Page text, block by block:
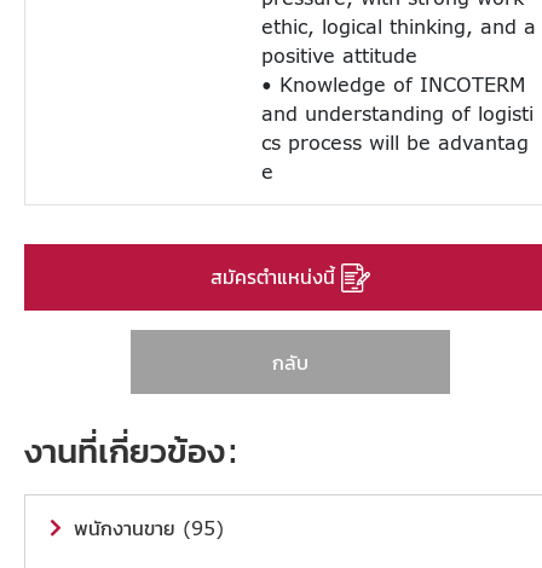
ethic, logical thinking, and a
positive attitude
• Knowledge of INCOTERM
and understanding of logisti
cs process will be advantag
e
สมัครตำแหน่งนี้
กลับ
งานที่เกี่ยวข้อง:
พนักงานขาย (95)